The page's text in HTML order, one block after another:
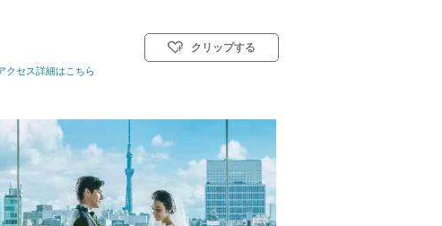
～ 150名 挙式スタイル: 教会式(キリスト教式)／神前式／人前式／仏前式
クセス詳細はこちら
クリップする